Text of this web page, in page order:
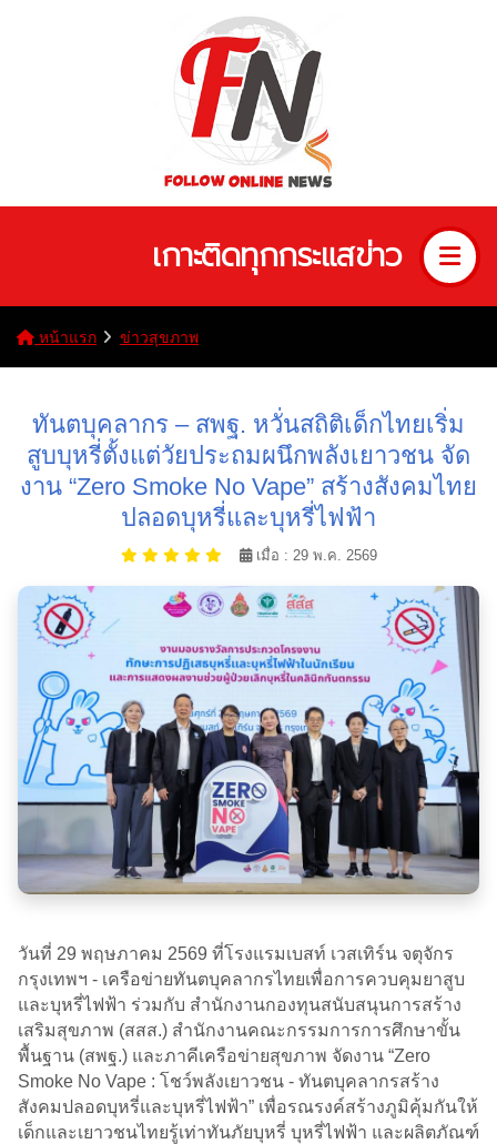
เกาะติดทุกกระแสข่าว
หน้าแรก ข่าวสุขภาพ
ทันตบุคลากร – สพฐ. หวั่นสถิติเด็กไทยเริ่ม
สูบบุหรี่ตั้งแต่วัยประถมผนึกพลังเยาวชน จัด
งาน “Zero Smoke No Vape” สร้างสังคมไทย
ปลอดบุหรี่และบุหรี่ไฟฟ้า
เมื่อ : 29 พ.ค. 2569
วันที่ 29 พฤษภาคม 2569 ที่โรงแรมเบสท์ เวสเทิร์น จตุจักร
กรุงเทพฯ - เครือข่ายทันตบุคลากรไทยเพื่อการควบคุมยาสูบ
และบุหรี่ไฟฟ้า ร่วมกับ สำนักงานกองทุนสนับสนุนการสร้าง
เสริมสุขภาพ (สสส.) สำนักงานคณะกรรมการการศึกษาขั้น
พื้นฐาน (สพฐ.) และภาคีเครือข่ายสุขภาพ จัดงาน “Zero
Smoke No Vape : โชว์พลังเยาวชน - ทันตบุคลากรสร้าง
สังคมปลอดบุหรี่และบุหรี่ไฟฟ้า” เพื่อรณรงค์สร้างภูมิคุ้มกันให้
เด็กและเยาวชนไทยรู้เท่าทันภัยบุหรี่ บุหรี่ไฟฟ้า และผลิตภัณฑ์